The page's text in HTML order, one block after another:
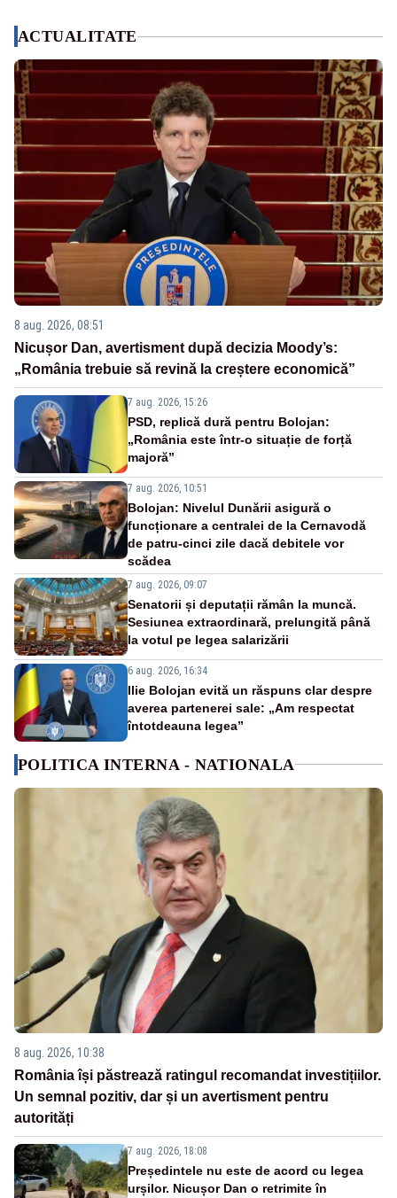
ACTUALITATE
8 aug. 2026, 08:51
Nicușor Dan, avertisment după decizia Moody’s:
„România trebuie să revină la creștere economică”
7 aug. 2026, 15:26
PSD, replică dură pentru Bolojan:
„România este într-o situație de forță
majoră”
7 aug. 2026, 10:51
Bolojan: Nivelul Dunării asigură o
funcționare a centralei de la Cernavodă
de patru-cinci zile dacă debitele vor
scădea
7 aug. 2026, 09:07
Senatorii și deputații rămân la muncă.
Sesiunea extraordinară, prelungită până
la votul pe legea salarizării
6 aug. 2026, 16:34
Ilie Bolojan evită un răspuns clar despre
averea partenerei sale: „Am respectat
întotdeauna legea”
POLITICA INTERNA - NATIONALA
8 aug. 2026, 10:38
România își păstrează ratingul recomandat investițiilor.
Un semnal pozitiv, dar și un avertisment pentru
autorități
7 aug. 2026, 18:08
Președintele nu este de acord cu legea
urșilor. Nicușor Dan o retrimite în